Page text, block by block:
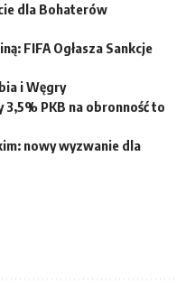
dla Bohaterów
FIFA Ogłasza Sankcje
i Węgry
PKB na obronność to
nowy wyzwanie dla